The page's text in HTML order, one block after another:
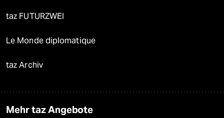
taz FUTURZWEI
Le Monde diplomatique
taz Archiv
Mehr taz Angebote